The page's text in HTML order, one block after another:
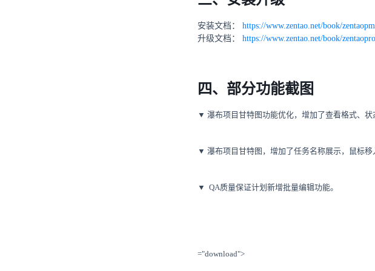
安装文档： https://www.zentao.net/book/
升级文档： https://www.zentao.net/book/
四、部分功能截图
▼ 瀑布项目甘特图功能优化，增加了查看格式、状
▼ 瀑布项目甘特图，增加了任务名称展示，鼠标移
▼ QA质量保证计划新增批量编辑功能。
="download">